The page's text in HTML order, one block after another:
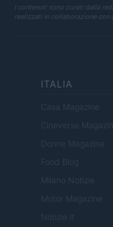
I contenuti sono curati dalla
realizzati in collaborazione con
ITALIA
Casa Magazine
Cineverse
Donne Magazine
Food Blog
Milano Notizie
Motor Magazine
Notizie.it